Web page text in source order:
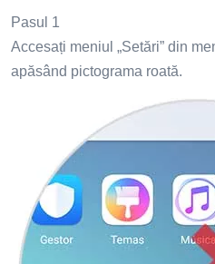
Pasul 1
Accesați meniul „Setări” din
apăsând pictograma roată.